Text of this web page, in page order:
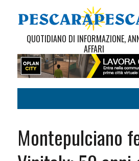
QUOTIDIANO DI INFORMAZIONE,
AFFARI
Montepulciano